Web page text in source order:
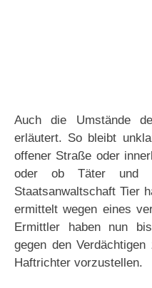
Auch die Umstände
erläutert. So bleibt
offener Straße oder
oder ob Täter und
Staatsanwaltschaft Tier
ermittelt wegen eines
Ermittler haben nun
gegen den
Haftrichter vorzustellen.